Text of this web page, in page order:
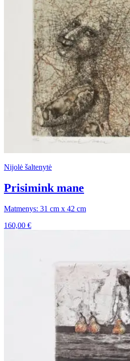
Nijolė šaltenytė
Prisimink mane
Matmenys: 31 cm x 42 cm
160,00 €